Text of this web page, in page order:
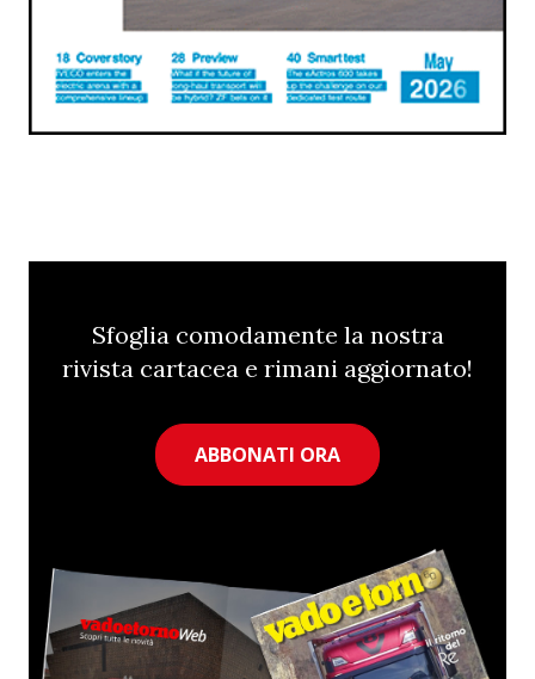
Sfoglia comodamente la nostra
rivista cartacea e rimani aggiornato!
ABBONATI ORA